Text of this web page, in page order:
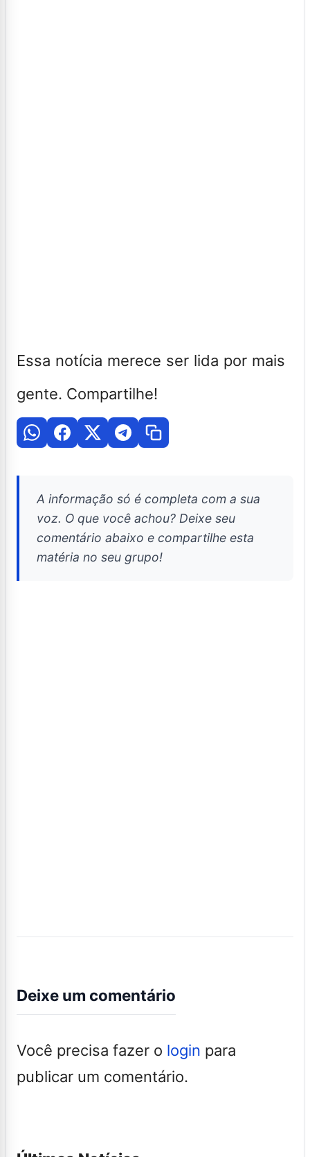
Essa notícia merece ser lida por mais
gente. Compartilhe!
A informação só é completa com a sua
voz. O que você achou? Deixe seu
comentário abaixo e compartilhe esta
matéria no seu grupo!
Deixe um comentário
Você precisa fazer o login para
publicar um comentário.